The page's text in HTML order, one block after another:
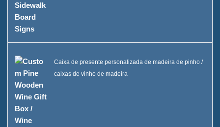
Caixa de presente personalizada de madeira de pinho /
caixas de vinho de madeira